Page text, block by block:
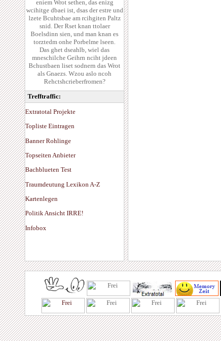
eniem Wrot sethen, das enizg
wcihitge dbaei ist, dsas der estre und
lzete Bcuhtsbae am rcihgiten Paltz
snid. Der Rset knan ttolaer
Boelsdinn sien, und man knan es
torztedm onhe Porbelme lseen.
Das ghet dseahlb, wiel das
mneschilche Geihrn nciht jdeen
Bchustbaen liset sodnern das Wrot
als Gnaezs. Wzou aslo ncoh
Rehctshcrieberfromen?
Trefftraffic:
Extratotal Projekte
Topliste Eintragen
Banner Rohlinge
Topseiten Anbieter
Bachblueten Test
Traumdeutung Lexikon A-Z
Kartenlegen
Politik Ansicht IRRE!
Infobox